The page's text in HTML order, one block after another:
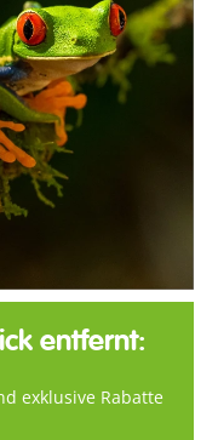
entfernt:
exklusive Rabatte